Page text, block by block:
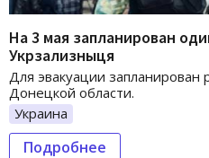
На 3 мая запланирован
Укрзализныця
Для эвакуации запланирован
Донецкой области.
Украина
Подробнее